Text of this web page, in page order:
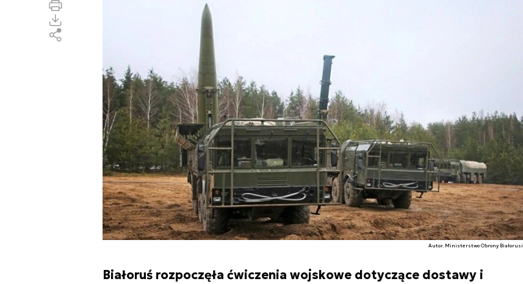
Autor. Ministerstwo Obrony Białorusi
Białoruś rozpoczęła ćwiczenia wojskowe dotyczące dostawy i